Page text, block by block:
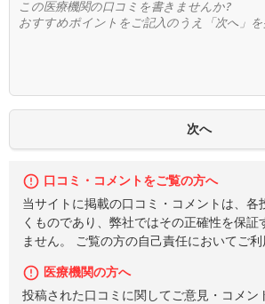
口コミ・コメントをご覧の方へ
当サイトに掲載の口コミ・コメントは、各
くものであり、弊社ではその正確性を保証
ません。 ご覧の方の自己責任においてご利
医療機関の方へ
投稿された口コミに関してご意見・コメン